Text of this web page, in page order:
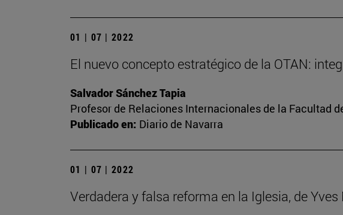
01 | 07 | 2022
El nuevo concepto estratégico de la OTAN:
Salvador Sánchez Tapia
Profesor de Relaciones Internacionales de la Facultad
Publicado en: Diario de Navarra
01 | 07 | 2022
Verdadera y falsa reforma en la Iglesia, de